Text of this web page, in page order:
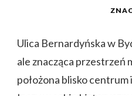
Ulica Bernardyńska w
ale znacząca przestrzeń
położona blisko centrum